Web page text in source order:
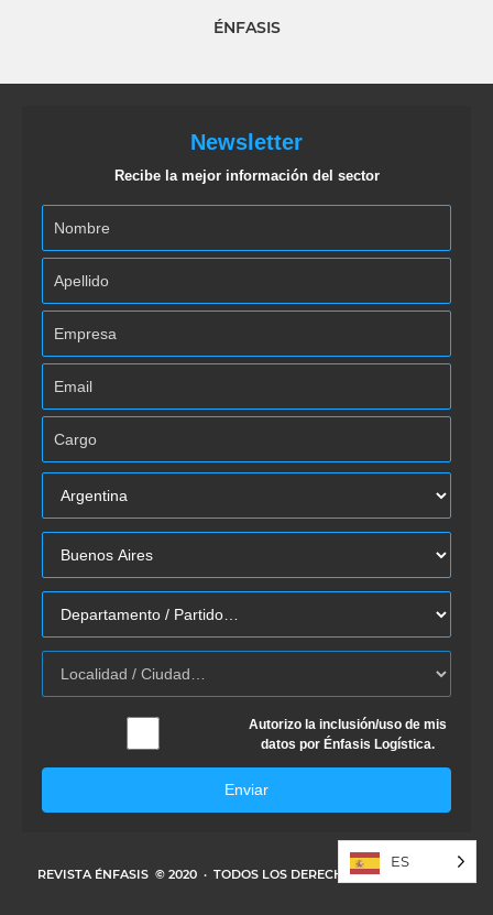
ÉNFASIS
Newsletter
Recibe la mejor información del sector
Autorizo la inclusión/uso de mis
datos por Énfasis Logística.
Enviar
REVISTA ÉNFASIS © 2020 · TODOS LOS DERECHOS RESERVADOS
ES